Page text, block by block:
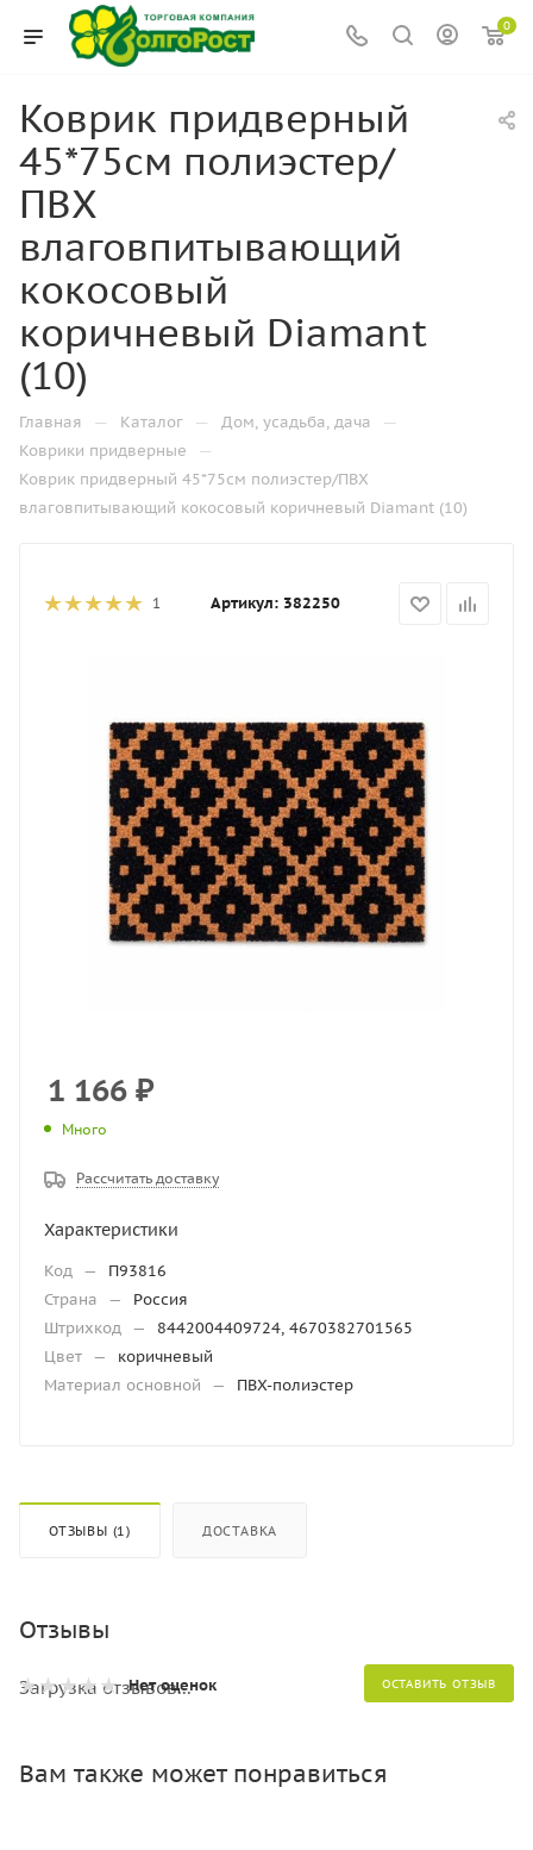
0
Коврик придверный
45*75см полиэстер/
ПВХ
влаговпитывающий
кокосовый
коричневый Diamant
(10)
Главная — Каталог — Дом, усадьба, дача —
Коврики придверные —
Коврик придверный 45*75см полиэстер/ПВХ
влаговпитывающий кокосовый коричневый Diamant (10)
1 Артикул: 382250
1 166 ₽
Много
Рассчитать доставку
Характеристики
Код —
П93816
Страна
—
Россия
Штрихкод —
8442004409724, 4670382701565
Цвет —
коричневый
Материал основной
— ПВХ-полиэстер
ОТЗЫВЫ (1) ДОСТАВКА
Отзывы
Нет оценок ОСТАВИТЬ ОТЗЫВ
Загрузка отзывов...
Вам также может понравиться